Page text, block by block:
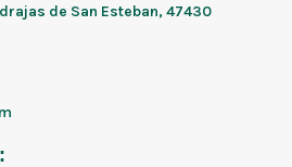
de San Esteban, 47430